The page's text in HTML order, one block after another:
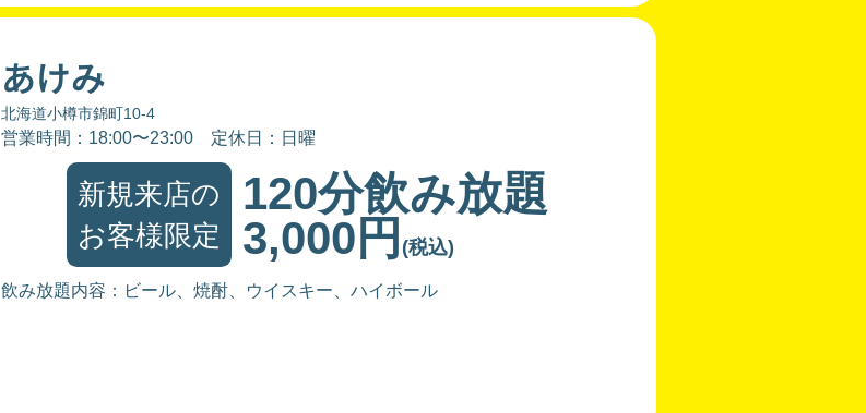
あけみ
北海道小樽市錦町10-4
営業時間：18:00〜23:00 定休日：日曜
新規来店の
お客様限定
120分飲み放題
3,000円 (税込)
飲み放題内容：ビール、焼酎、ウイスキー、ハイボール